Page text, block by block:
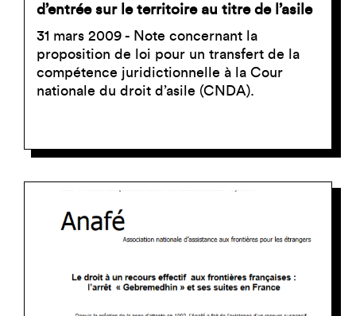
d’entrée sur le territoire au titre de l’asile
31 mars 2009 - Note concernant la
proposition de loi pour un transfert de la
compétence juridictionnelle à la Cour
nationale du droit d’asile (CNDA).